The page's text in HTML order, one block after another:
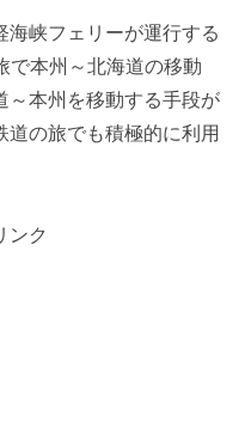
峡フェリーが運行する
で本州～北海道の移動
～本州を移動する手段が
道の旅でも積極的に利用
ンク